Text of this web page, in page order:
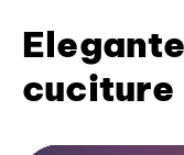
cuciture